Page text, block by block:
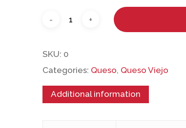
SKU: 0
Categories: Queso, Queso Viejo
Additional information